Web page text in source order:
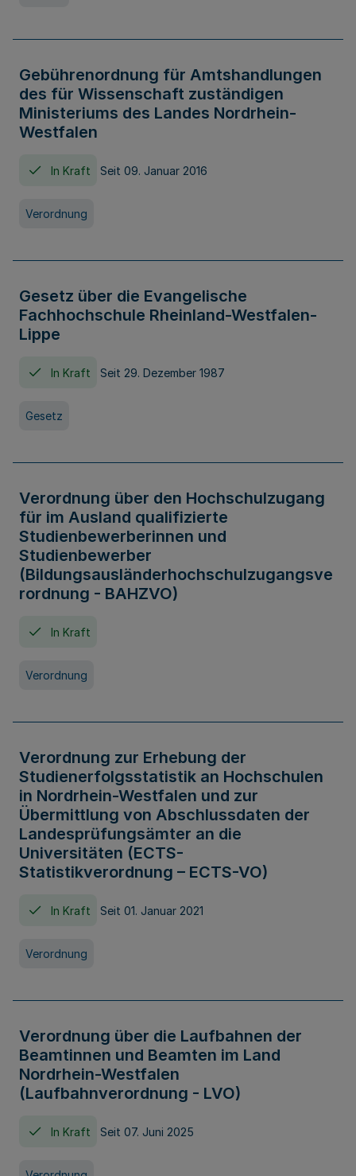
Gebührenordnung für Amtshandlungen
des für Wissenschaft zuständigen
Ministeriums des Landes Nordrhein-
Westfalen
In Kraft Seit 09. Januar 2016
Verordnung
Gesetz über die Evangelische
Fachhochschule Rheinland-Westfalen-
Lippe
In Kraft Seit 29. Dezember 1987
Gesetz
Verordnung über den Hochschulzugang
für im Ausland qualifizierte
Studienbewerberinnen und
Studienbewerber
(Bildungsausländerhochschulzugangsve
rordnung - BAHZVO)
In Kraft
Verordnung
Verordnung zur Erhebung der
Studienerfolgsstatistik an Hochschulen
in Nordrhein-Westfalen und zur
Übermittlung von Abschlussdaten der
Landesprüfungsämter an die
Universitäten (ECTS-
Statistikverordnung – ECTS-VO)
In Kraft Seit 01. Januar 2021
Verordnung
Verordnung über die Laufbahnen der
Beamtinnen und Beamten im Land
Nordrhein-Westfalen
(Laufbahnverordnung - LVO)
In Kraft Seit 07. Juni 2025